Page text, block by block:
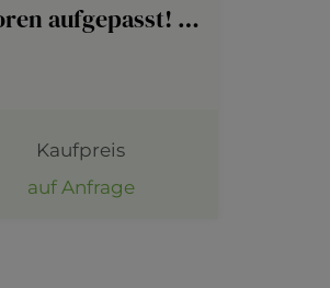
Anleger-Investoren aufgepasst! Motel-Hotel Projekt im Waldviertel
Kaufpreis
auf Anfrage